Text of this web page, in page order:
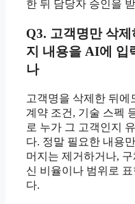
한 뒤 담당자 승인을
Q3. 고객명만 삭제
지 내용을 AI에 입
나
고객명을 삭제한 뒤에
계약 조건, 기술 스펙
로 누가 그 고객인지
다. 정말 필요한 내용
머지는 제거하거나, 구
신 비율이나 범위로
다.